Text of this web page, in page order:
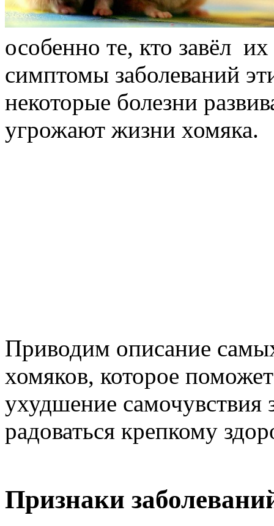
особенно те, кто завёл
симптомы заболеваний
некоторые болезни
угрожают жизни хомяка.
Приводим описание
хомяков, которое
ухудшение самочувствия
радоваться крепкому
Признаки